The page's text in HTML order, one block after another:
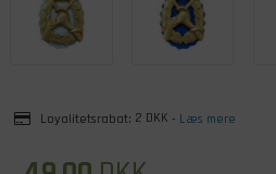
Loyalitetsrabat: 2 DKK - Læs mere